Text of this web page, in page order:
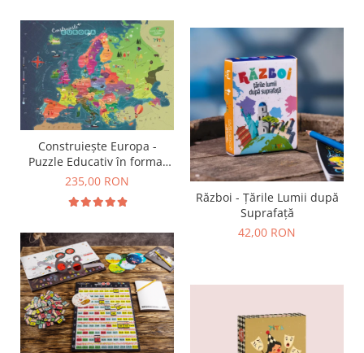
Construiește Europa -
Puzzle Educativ în format
mare - Țări, Relief, Steaguri
235,00 RON
Război - Țările Lumii după
Suprafață
42,00 RON